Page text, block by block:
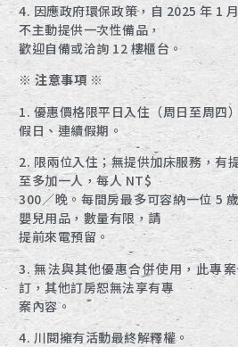
4. 因應政府環保政策，自 2025 年 1
不主動提供一次性備品，
歡迎自備或洽詢 12 樓櫃台。
※ 注意事項 ※
1. 優惠價格限平日入住（周日至周四
假日、連續假期。
2. 限兩位入住；無提供加床服務，有
至多加一人，每人 NT$
300／晚。每間房最多可容納一位 5
嬰兒用品，數量有限，請
提前來電預留。
3. 無法與其他優惠合併使用，此專
訂，其他訂房恕無法享有專
案內容。
4. 川閱擁有活動最終解釋權。